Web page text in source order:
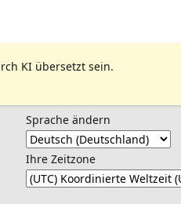
KI übersetzt sein.
Sprache ändern
Ihre Zeitzone